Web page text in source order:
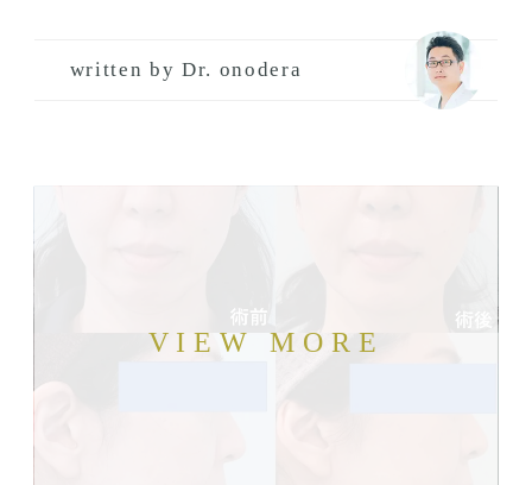
written by Dr. onodera